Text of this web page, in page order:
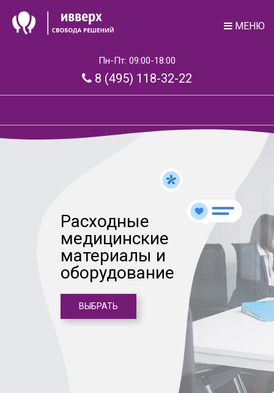
МЕНЮ
Пн-Пт: 09:00-18:00
8 (495) 118-32-22
Расходные
медицинские
материалы и
оборудование
ВЫБРАТЬ